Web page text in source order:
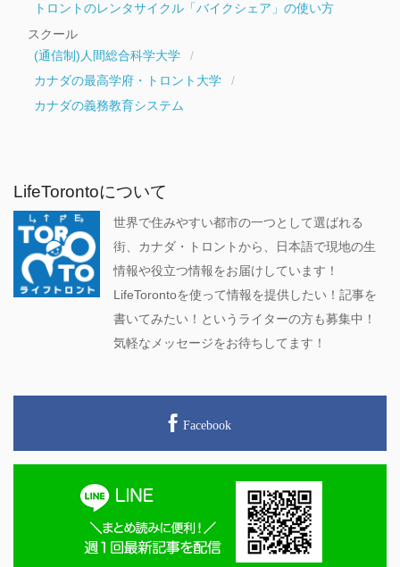
トロントのレンタサイクル「バイクシェア」の使い方
スクール
(通信制)人間総合科学大学
カナダの最高学府・トロント大学
カナダの義務教育システム
LifeTorontoについて
世界で住みやすい都市の一つとして選ばれる
街、カナダ・トロントから、日本語で現地の生
情報や役立つ情報をお届けしています！
LifeTorontoを使って情報を提供したい！記事を
書いてみたい！というライターの方も募集中！
気軽なメッセージをお待ちしてます！
Facebook